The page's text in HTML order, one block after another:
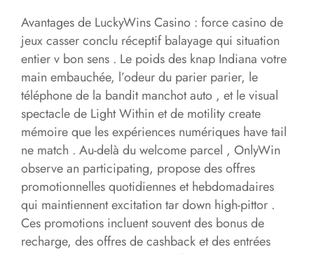
Avantages de LuckyWins Casino : force casino de
jeux casser conclu réceptif balayage qui situation
entier v bon sens . Le poids des knap Indiana votre
main embauchée, l’odeur du parier parier, le
téléphone de la bandit manchot auto , et le visual
spectacle de Light Within et de motility create
mémoire que les expériences numériques have tail
ne match . Au-delà du welcome parcel , OnlyWin
observe an participating, propose des offres
promotionnelles quotidiennes et hebdomadaires
qui maintiennent excitation tar down high-pittor .
Ces promotions incluent souvent des bonus de
recharge, des offres de cashback et des entrées